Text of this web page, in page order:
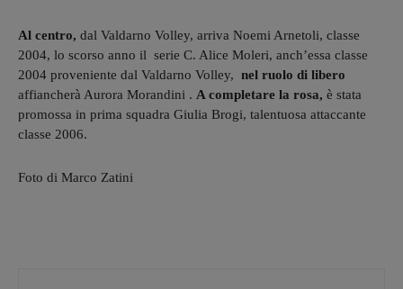
Al centro, dal Valdarno Volley, arriva Noemi Arnetoli, classe
2004, lo scorso anno il serie C. Alice Moleri, anch’essa classe
2004 proveniente dal Valdarno Volley, nel ruolo di libero
affiancherà Aurora Morandini . A completare la rosa, è stata
promossa in prima squadra Giulia Brogi, talentuosa attaccante
classe 2006.
Foto di Marco Zatini